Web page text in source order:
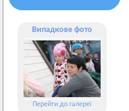
Випадкове фото
Перейти до галереї